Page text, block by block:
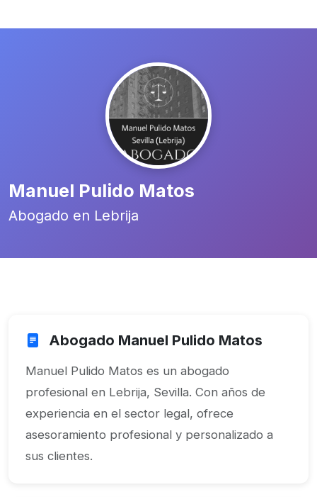
Manuel Pulido Matos
Abogado en Lebrija
Abogado Manuel Pulido Matos
Manuel Pulido Matos es un abogado
profesional en Lebrija, Sevilla. Con años de
experiencia en el sector legal, ofrece
asesoramiento profesional y personalizado a
sus clientes.